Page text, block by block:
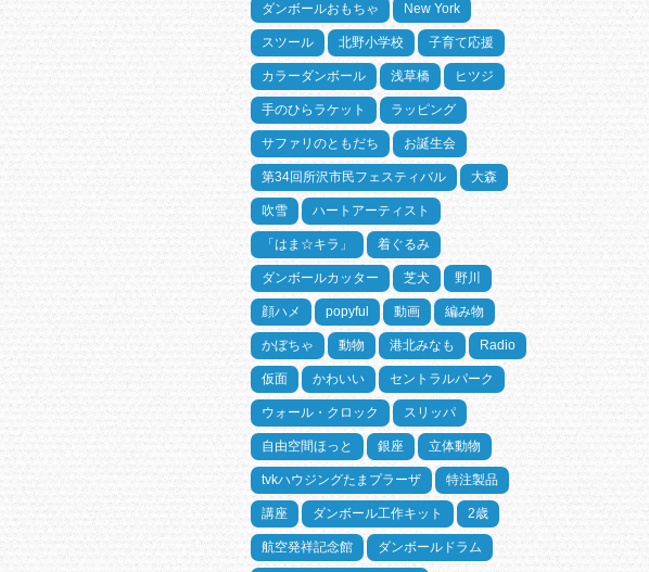
ダンボールおもちゃ New York
スツール 北野小学校 子育て応援
カラーダンボール 浅草橋 ヒツジ
手のひらラケット ラッピング
サファリのともだち お誕生会
第34回所沢市民フェスティバル 大森
吹雪 ハートアーティスト
「はま☆キラ」 着ぐるみ
ダンボールカッター 芝犬 野川
顔ハメ popyful 動画 編み物
かぼちゃ 動物 港北みなも Radio
仮面 かわいい セントラルパーク
ウォール・クロック スリッパ
自由空間ほっと 銀座 立体動物
tvkハウジングたまプラーザ 特注製品
講座 ダンボール工作キット 2歳
航空発祥記念館 ダンボールドラム